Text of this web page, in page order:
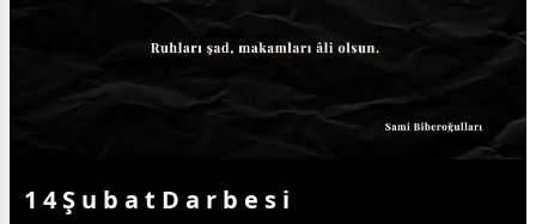
1 4 Ş u b a t D a r b e s i